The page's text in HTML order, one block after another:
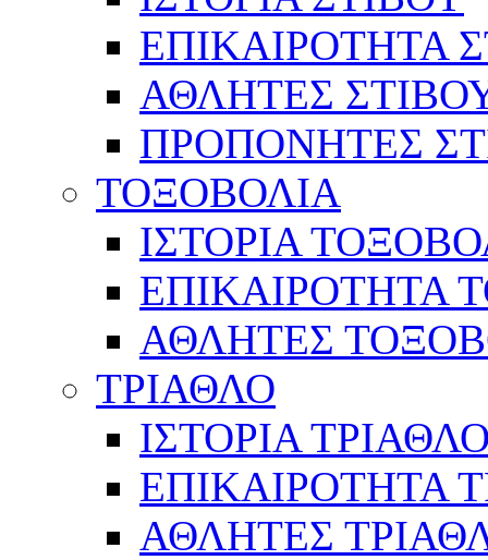
ΕΠΙΚΑΙΡΟΤΗΤΑ
ΑΘΛΗΤΕΣ
ΠΡΟΠΟΝΗΤΕΣ
ΤΟΞΟΒΟΛΙΑ
ΙΣΤΟΡΙΑ
ΕΠΙΚΑΙΡΟΤΗΤΑ
ΑΘΛΗΤΕΣ
ΤΡΙΑΘΛΟ
ΙΣΤΟΡΙΑ
ΕΠΙΚΑΙΡΟΤΗΤΑ
ΑΘΛΗΤΕΣ